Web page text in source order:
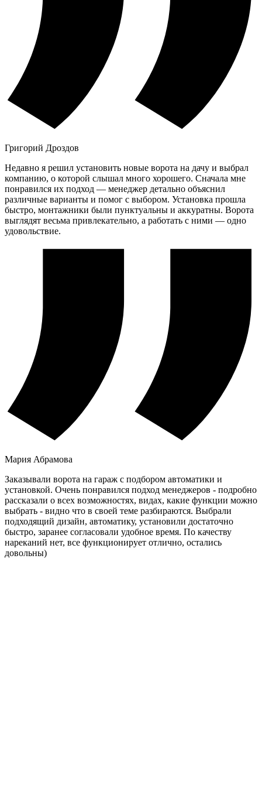
Григорий Дроздов
Недавно я решил установить новые ворота на дачу и выбрал
компанию, о которой слышал много хорошего. Сначала мне
понравился их подход — менеджер детально объяснил
различные варианты и помог с выбором. Установка прошла
быстро, монтажники были пунктуальны и аккуратны. Ворота
выглядят весьма привлекательно, а работать с ними — одно
удовольствие.
Мария Абрамова
Заказывали ворота на гараж с подбором автоматики и
установкой. Очень понравился подход менеджеров - подробно
рассказали о всех возможностях, видах, какие функции можно
выбрать - видно что в своей теме разбираются. Выбрали
подходящий дизайн, автоматику, установили достаточно
быстро, заранее согласовали удобное время. По качеству
нареканий нет, все функционирует отлично, остались
довольны)